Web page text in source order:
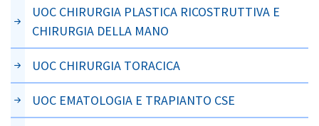
UOC CHIRURGIA PLASTICA RICOSTRUTTIVA E
CHIRURGIA DELLA MANO
UOC CHIRURGIA TORACICA
UOC EMATOLOGIA E TRAPIANTO CSE